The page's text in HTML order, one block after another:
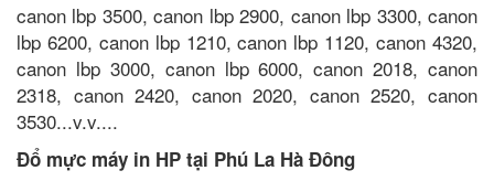
canon lbp 3500, canon lbp 2900, canon lbp 3300, canon
lbp 6200, canon lbp 1210, canon lbp 1120, canon 4320,
canon lbp 3000, canon lbp 6000, canon 2018, canon
2318, canon 2420, canon 2020, canon 2520, canon
3530...v.v....
Đổ mực máy in HP tại Phú La Hà Đông